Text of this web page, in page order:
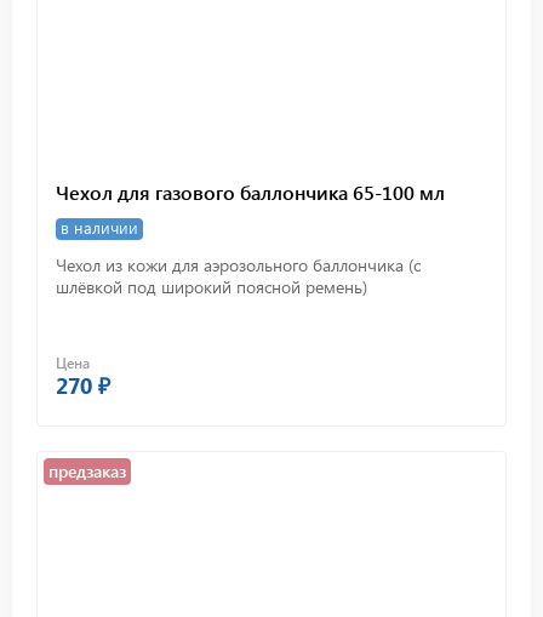
Чехол для газового баллончика 65-100 мл
в наличии
Чехол из кожи для аэрозольного баллончика (с
шлёвкой под широкий поясной ремень)
Цена
270 ₽
предзаказ